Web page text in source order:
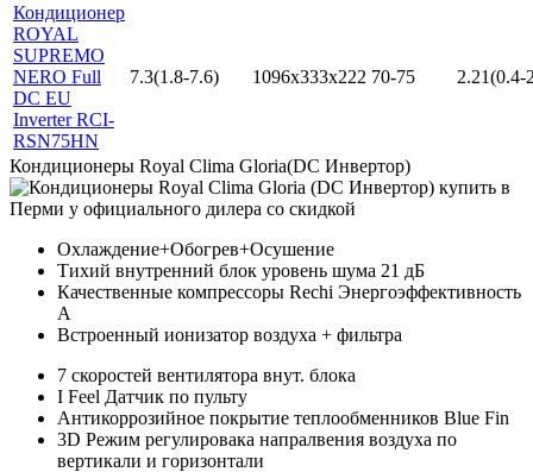
Кондиционер
ROYAL
SUPREMO
NERO Full
DC EU
Inverter RCI-
RSN75HN
7.3(1.8-7.6) 1096x333x222 70-75 2.21(0.4-
Кондиционеры Royal Clima Gloria(DC Инвертор)
Охлаждение+Обогрев+Осушение
Тихий внутренний блок уровень шума 21 дБ
Качественные компрессоры Rechi Энергоэффективность
А
Встроенный ионизатор воздуха + фильтра
7 скоростей вентилятора внут. блока
I Feel Датчик по пульту
Антикоррозийное покрытие теплообменников Blue Fin
3D Режим регулировака напралвения воздуха по
вертикали и горизонтали